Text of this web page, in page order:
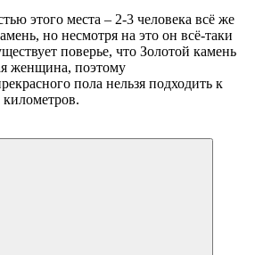
этого места – 2-3 человека всё же
но несмотря на это он всё-таки
поверье, что Золотой камень
женщина, поэтому
пола нельзя подходить к